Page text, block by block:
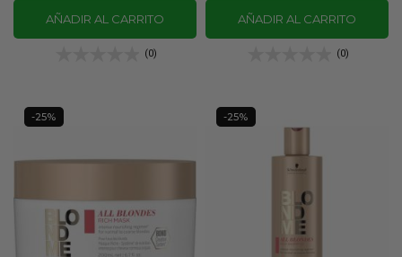
AÑADIR AL CARRITO
(0)
AÑADIR AL CARRITO
(0)
-25% -25%